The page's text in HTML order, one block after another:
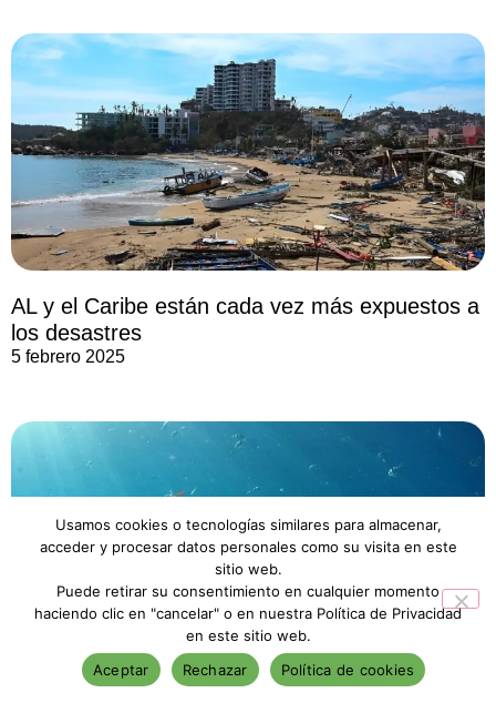
AL y el Caribe están cada vez más expuestos a
los desastres
5 febrero 2025
Océanos están en crisis, experimentando
Usamos cookies o tecnologías similares para almacenar,
acceder y procesar datos personales como su visita en este
sitio web.
Puede retirar su consentimiento en cualquier momento
haciendo clic en "cancelar" o en nuestra Política de Privacidad
en este sitio web.
Aceptar
Rechazar Política de cookies